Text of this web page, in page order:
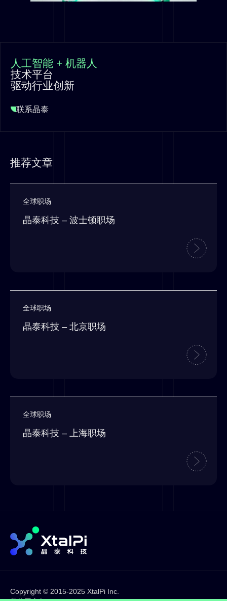
人工智能 + 机器人
技术平台
驱动行业创新
联系晶泰
推荐文章
全球职场
晶泰科技 – 波士顿职场
全球职场
晶泰科技 – 北京职场
全球职场
晶泰科技 – 上海职场
Copyright © 2015-2025 XtalPi Inc.